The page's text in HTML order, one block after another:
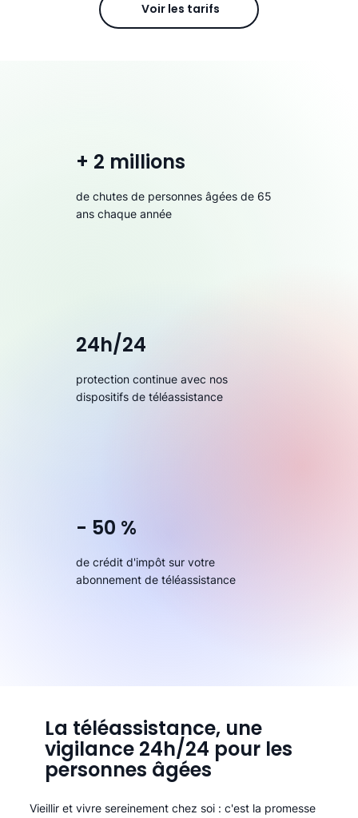
Voir les tarifs
+ 2 millions
de chutes de personnes âgées de 65
ans chaque année
24h/24
protection continue avec nos
dispositifs de téléassistance
- 50 %
de crédit d'impôt sur votre
abonnement de téléassistance
La téléassistance, une
vigilance 24h/24 pour les
personnes âgées
Vieillir et vivre sereinement chez soi : c'est la promesse